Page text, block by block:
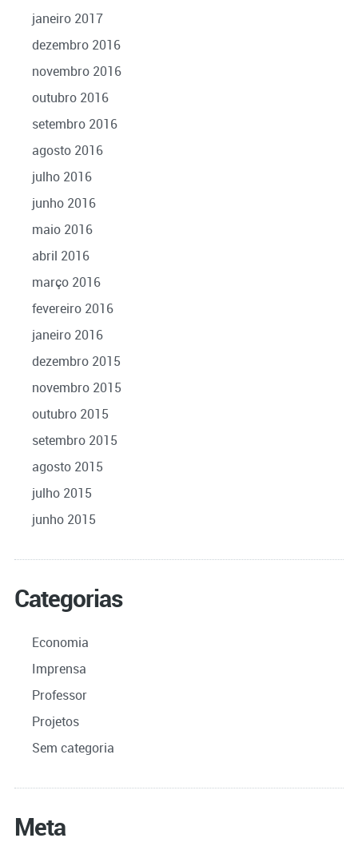
janeiro 2017
dezembro 2016
novembro 2016
outubro 2016
setembro 2016
agosto 2016
julho 2016
junho 2016
maio 2016
abril 2016
março 2016
fevereiro 2016
janeiro 2016
dezembro 2015
novembro 2015
outubro 2015
setembro 2015
agosto 2015
julho 2015
junho 2015
Categorias
Economia
Imprensa
Professor
Projetos
Sem categoria
Meta